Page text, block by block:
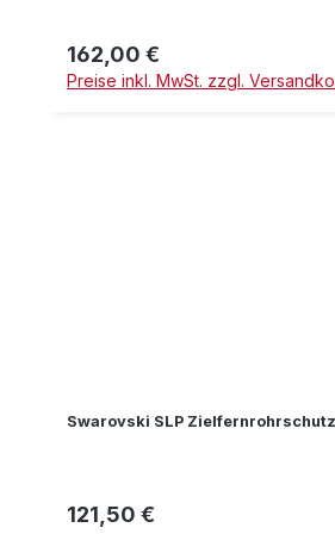
Regulärer Preis:
162,00 €
Preise inkl. MwSt. zzgl.
Swarovski SLP
Regulärer Preis:
121,50 €